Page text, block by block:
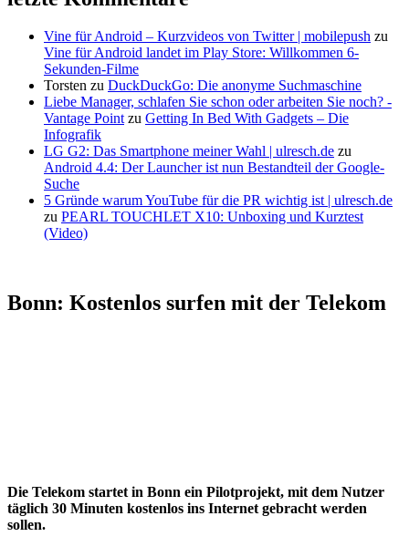
Vine für Android – Kurzvideos von Twitter | mobilepush zu
Vine für Android landet im Play Store: Willkommen 6-
Sekunden-Filme
Torsten zu DuckDuckGo: Die anonyme Suchmaschine
Liebe Manager, schlafen Sie schon oder arbeiten Sie noch? -
Vantage Pointzu Getting In Bed With Gadgets – Die
Infografik
LG G2: Das Smartphone meiner Wahl | ulresch.de zu
Android 4.4: Der Launcher ist nun Bestandteil der Google-
Suche
5 Gründe warum YouTube für die PR wichtig ist | ulresch.de
zu PEARL TOUCHLET X10: Unboxing und Kurztest
(Video)
Bonn: Kostenlos surfen mit der Telekom
Die Telekom startet in Bonn ein Pilotprojekt, mit dem Nutzer
täglich 30 Minuten kostenlos ins Internet gebracht werden
sollen.